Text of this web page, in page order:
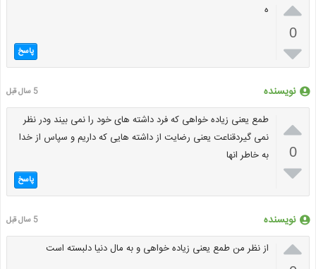

0

ه
پاسخ
نویسنده 5 سال قبل

0

طمع یعنی زیاده خواهی که فرد داشته های خود را نمی بیند ودر نظر
نمی گیردقناعت یعنی رضایت از داشته هایی که داریم و سپاس از خدا
به خاطر انها
پاسخ
نویسنده 5 سال قبل
 از نظر من طمع یعنی زیاده خواهی و به مال دنیا دلبسته است